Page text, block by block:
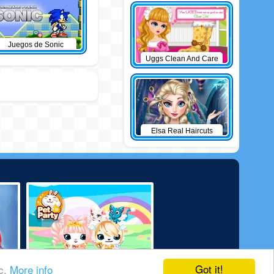
Got it!
More info
Juegos de Sonic
Uggs Clean And Care
Elsa Real Haircuts